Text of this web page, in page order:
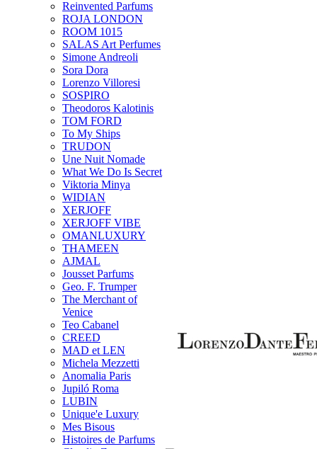
Reinvented Parfums
ROJA LONDON
ROOM 1015
SALAS Art Perfumes
Simone Andreoli
Sora Dora
Lorenzo Villoresi
SOSPIRO
Theodoros Kalotinis
TOM FORD
To My Ships
TRUDON
Une Nuit Nomade
What We Do Is Secret
Viktoria Minya
WIDIAN
XERJOFF
XERJOFF VIBE
OMANLUXURY
THAMEEN
AJMAL
Jousset Parfums
Geo. F. Trumper
The Merchant of
Venice
Teo Cabanel
CREED
MAD et LEN
Michela Mezzetti
Anomalia Paris
Jupiló Roma
LUBIN
Unique'e Luxury
Mes Bisous
Histoires de Parfums